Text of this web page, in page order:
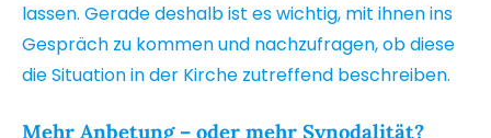
lassen. Gerade deshalb ist es wichtig, mit ihnen ins
Gespräch zu kommen und nachzufragen, ob diese
die Situation in der Kirche zutreffend beschreiben.
Mehr Anbetung – oder mehr Synodalität?